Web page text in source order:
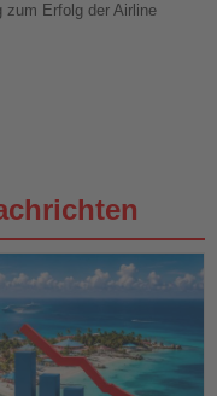
zum Erfolg der Airline